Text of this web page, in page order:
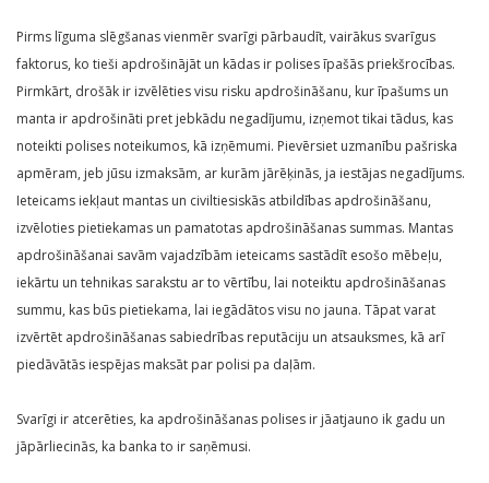
Pirms līguma slēgšanas vienmēr svarīgi pārbaudīt, vairākus svarīgus
faktorus, ko tieši apdrošinājāt un kādas ir polises īpašās priekšrocības.
Pirmkārt, drošāk ir izvēlēties visu risku apdrošināšanu, kur īpašums un
manta ir apdrošināti pret jebkādu negadījumu, izņemot tikai tādus, kas
noteikti polises noteikumos, kā izņēmumi. Pievērsiet uzmanību pašriska
apmēram, jeb jūsu izmaksām, ar kurām jārēķinās, ja iestājas negadījums.
Ieteicams iekļaut mantas un civiltiesiskās atbildības apdrošināšanu,
izvēloties pietiekamas un pamatotas apdrošināšanas summas. Mantas
apdrošināšanai savām vajadzībām ieteicams sastādīt esošo mēbeļu,
iekārtu un tehnikas sarakstu ar to vērtību, lai noteiktu apdrošināšanas
summu, kas būs pietiekama, lai iegādātos visu no jauna. Tāpat varat
izvērtēt apdrošināšanas sabiedrības reputāciju un atsauksmes, kā arī
piedāvātās iespējas maksāt par polisi pa daļām.
Svarīgi ir atcerēties, ka apdrošināšanas polises ir jāatjauno ik gadu un
jāpārliecinās, ka banka to ir saņēmusi.